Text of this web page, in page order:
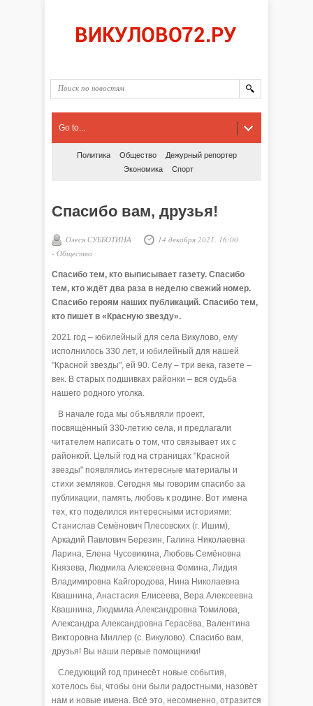
Go to...
Политика Общество
Дежурный репортер
Экономика
Спорт
Спасибо вам, друзья!
Олеся СУББОТИНА
14 декабря 2021, 16:00
- Общество
Спасибо тем, кто выписывает газету. Спасибо
тем, кто ждёт два раза в неделю свежий номер.
Спасибо героям наших публикаций. Спасибо тем,
кто пишет в «Красную звезду».
2021 год – юбилейный для села Викулово, ему
исполнилось 330 лет, и юбилейный для нашей
"Красной звезды", ей 90. Селу – три века, газете –
век. В старых подшивках районки – вся судьба
нашего родного уголка.
В начале года мы объявляли проект,
посвящённый 330-летию села, и предлагали
читателем написать о том, что связывает их с
районкой. Целый год на страницах "Красной
звезды" появлялись интересные материалы и
стихи земляков. Сегодня мы говорим спасибо за
публикации, память, любовь к родине. Вот имена
тех, кто поделился интересными историями:
Станислав Семёнович Плесовских (г. Ишим),
Аркадий Павлович Березин, Галина Николаевна
Ларина, Елена Чусовикина, Любовь Семёновна
Князева, Людмила Алексеевна Фомина, Лидия
Владимировна Кайгородова, Нина Николаевна
Квашнина, Анастасия Елисеева, Вера Алексеевна
Квашнина, Людмила Александровна Томилова,
Александра Александровна Герасёва, Валентина
Викторовна Миллер (с. Викулово). Спасибо вам,
друзья! Вы наши первые помощники!
Следующий год принесёт новые события,
хотелось бы, чтобы они были радостными, назовёт
нам и новые имена. Всё это, несомненно, отразится